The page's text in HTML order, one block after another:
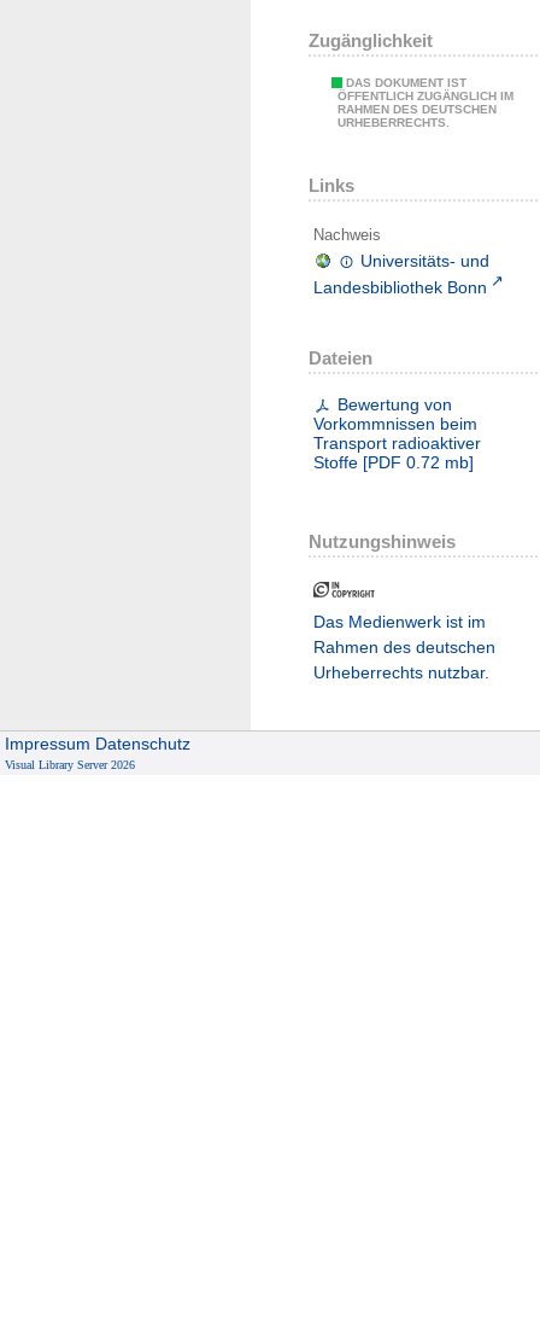
Zugänglichkeit
DAS DOKUMENT IST
ÖFFENTLICH ZUGÄNGLICH IM
RAHMEN DES DEUTSCHEN
URHEBERRECHTS.
Links
Nachweis
Universitäts- und
Landesbibliothek Bonn
Dateien
Bewertung von
Vorkommnissen beim
Transport radioaktiver
Stoffe [PDF 0.72 mb]
Nutzungshinweis
Das Medienwerk ist im
Rahmen des deutschen
Urheberrechts nutzbar.
Impressum Datenschutz
Visual Library Server 2026